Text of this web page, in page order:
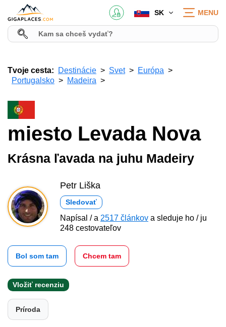
SK MENU
Tvoje cesta: Destinácie Svet
Európa
Portugalsko
Madeira
miesto Levada Nova
Krásna ľavada na juhu Madeiry
Petr Liška
Sledovať
Napísal / a 2517 článkov a sleduje ho / ju
248 cestovateľov
Bol som tam Chcem tam
Vložiť recenziu
Príroda